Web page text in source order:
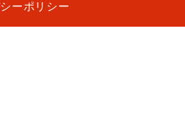
ーポリシー